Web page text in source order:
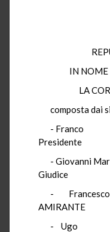
IN
LA
composta dai
-
Presidente
-
Giudice
-
-